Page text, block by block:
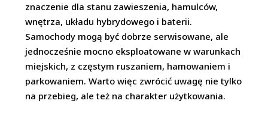
znaczenie dla stanu zawieszenia, hamulców,
wnętrza, układu hybrydowego i baterii.
Samochody mogą być dobrze serwisowane, ale
jednocześnie mocno eksploatowane w warunkach
miejskich, z częstym ruszaniem, hamowaniem i
parkowaniem. Warto więc zwrócić uwagę nie tylko
na przebieg, ale też na charakter użytkowania.